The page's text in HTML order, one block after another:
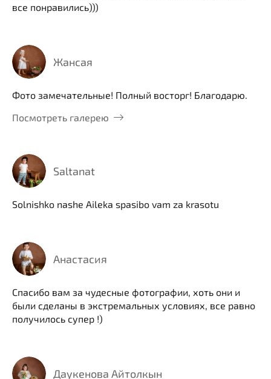
все понравились)))
Жансая
Фото замечательные! Полный восторг! Благодарю.
Посмотреть галерею
Saltanat
Solnishko nashe Aileka spasibo vam za krasotu
Анастасия
Спасибо вам за чудесные фотографии, хоть они и
были сделаны в экстремальных условиях, все равно
получилось супер !)
Даукенова Айтолкын